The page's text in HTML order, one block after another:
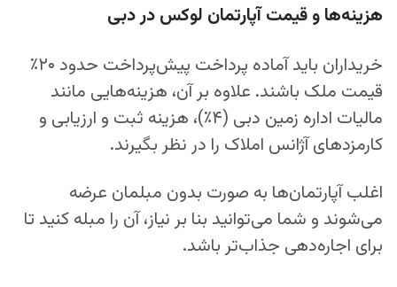
هزینه‌ها و قیمت آپارتمان لوکس در دبی
خریداران باید آماده پرداخت پیش‌پرداخت حدود ۲۰٪
قیمت ملک باشند. علاوه بر آن، هزینه‌هایی مانند
مالیات اداره زمین دبی (۴٪)، هزینه ثبت و ارزیابی و
کارمزدهای آژانس املاک را در نظر بگیرند.
اغلب آپارتمان‌ها به صورت بدون مبلمان عرضه
می‌شوند و شما می‌توانید بنا بر نیاز، آن را مبله کنید تا
برای اجاره‌دهی جذاب‌تر باشد.